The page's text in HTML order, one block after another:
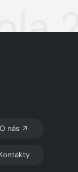
TMAVÝ REŽIM
O nás